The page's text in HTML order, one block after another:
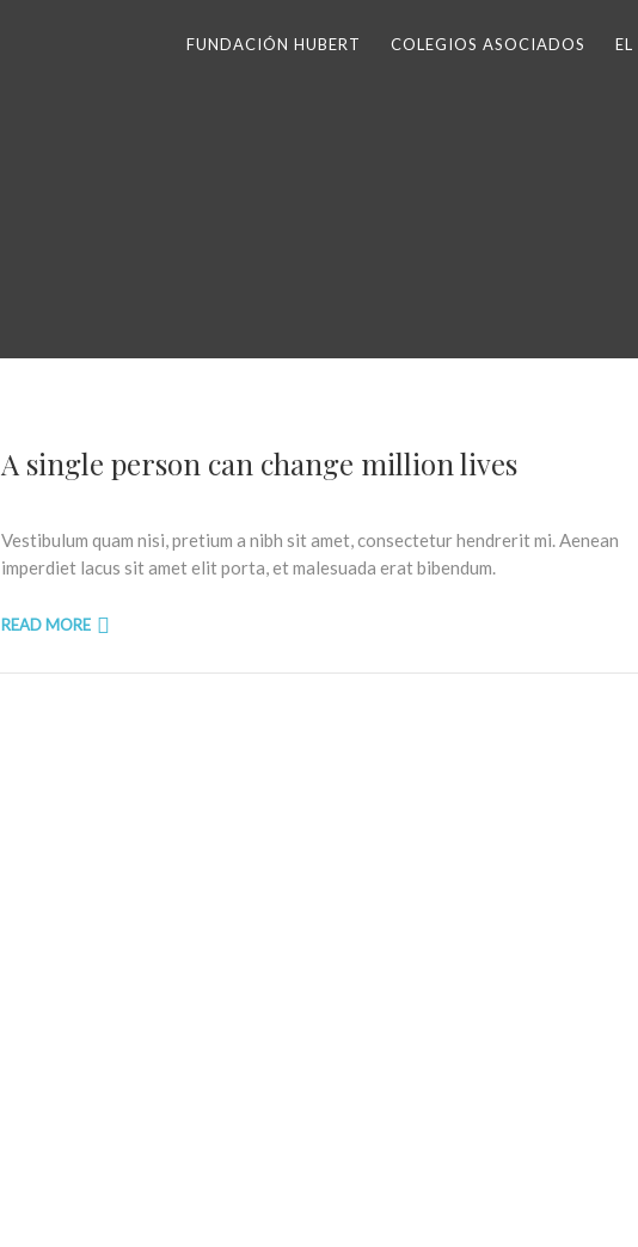
FUNDACIÓN HUBERT COLEGIOS ASOCIADOS
A single person can change million lives
Vestibulum quam nisi, pretium a nibh sit amet, consectetur hendrerit mi. Aenean
imperdiet lacus sit amet elit porta, et malesuada erat bibendum.
READ MORE